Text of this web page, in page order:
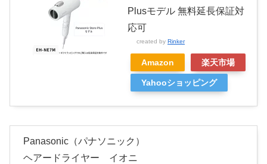
Plusモデル 無料延長保証対
応可
created by Rinker
Amazon 楽天市場
Yahooショッピング
Panasonic（パナソニック）
ヘアードライヤー イオニ